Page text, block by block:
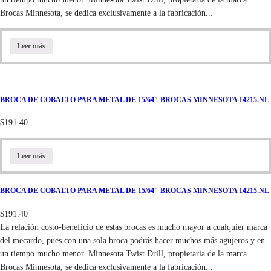
Brocas Minnesota, se dedica exclusivamente a la fabricación...
Leer más
BROCA DE COBALTO PARA METAL DE 15/64″ BROCAS MINNESOTA 14215.NL
$191.40
Leer más
BROCA DE COBALTO PARA METAL DE 15/64″ BROCAS MINNESOTA 14215.NL
$191.40
La relación costo-beneficio de estas brocas es mucho mayor a cualquier marca
del mecardo, pues con una sola broca podrás hacer muchos más agujeros y en
un tiempo mucho menor. Minnesota Twist Drill, propietaria de la marca
Brocas Minnesota, se dedica exclusivamente a la fabricación...